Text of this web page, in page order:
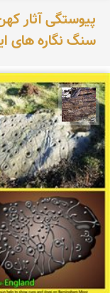
پیوستگی آثار
سنگ نگاره های
محمد ناصری فرد